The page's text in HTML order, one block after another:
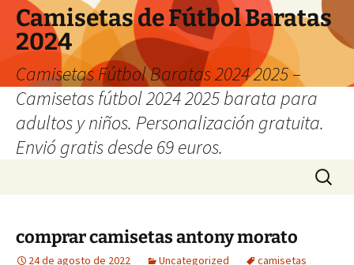
Camisetas de Fútbol Baratas
2024
Camisetas Fútbol Baratas 2024 2025 –
Camisetas fútbol 2024 2025 barata para
adultos y niños. Personalización gratuita.
Envió gratis desde 69 euros.
Buscar:
comprar camisetas antony morato
24 de agosto de 2022 Uncategorized
camisetas